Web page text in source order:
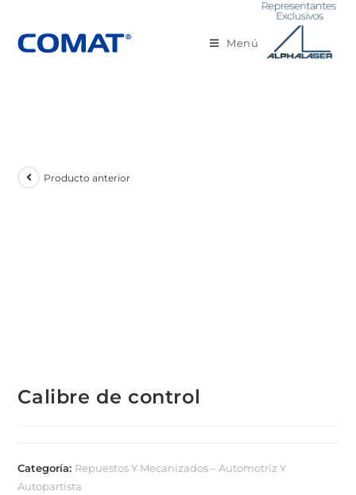
Menú
Producto anterior
Calibre de control
Categoría: Repuestos Y Mecanizados – Automotriz Y
Autopartista